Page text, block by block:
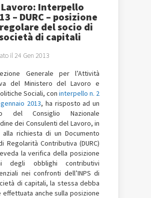
Lavoro: Interpello
– DURC – posizione
del socio di
di capitali
il 24 Gen 2013
Generale per l’Attività
del Ministero del Lavoro e
Sociali, con interpello n. 2
2013, ha risposto ad un
del Consiglio Nazionale
dei Consulenti del Lavoro, in
richiesta di un Documento
Regolarità Contributiva (DURC)
la verifica della posizione
degli obblighi contributivi
nei confronti dell’INPS di
di capitali, la stessa debba
effettuata anche sulla posizione